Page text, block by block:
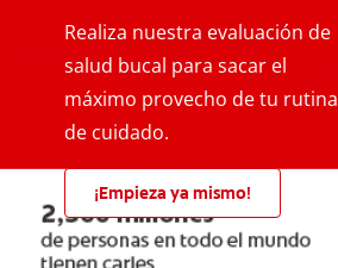
Realiza nuestra evaluación de
salud bucal para sacar el
máximo provecho de tu rutina
de cuidado.
¡Empieza ya mismo!